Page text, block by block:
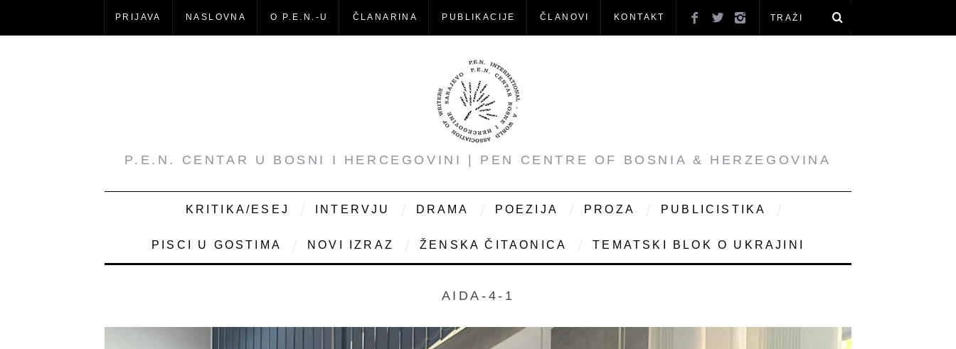
PRIJAVA NASLOVNA O P.E.N.-U ČLANARINA PUBLIKACIJE ČLANOVI KONTAKT
P.E.N. CENTAR U BOSNI I HERCEGOVINI | PEN CENTRE OF BOSNIA & HERZEGOVINA
KRITIKA/ESEJ INTERVJU DRAMA POEZIJA PROZA PUBLICISTIKA
PISCI U GOSTIMA NOVI IZRAZ ŽENSKA ČITAONICA TEMATSKI BLOK O UKRAJINI
AIDA-4-1